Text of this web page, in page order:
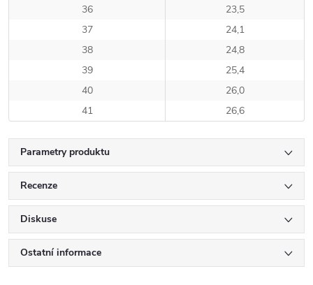
36
23,5
37
24,1
38
24,8
39
25,4
40
26,0
41
26,6
Parametry produktu
Recenze
Diskuse
Ostatní informace